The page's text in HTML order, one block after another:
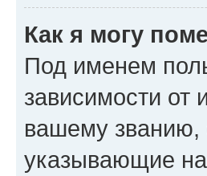
Как я могу
Под именем
зависимости от
вашему званию,
указывающие